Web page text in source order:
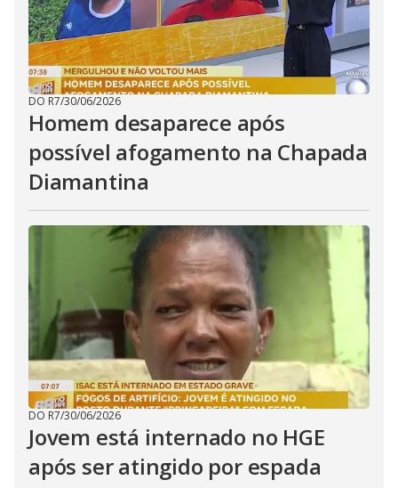
DO R7/30/06/2026
Homem desaparece após
possível afogamento na Chapada
Diamantina
DO R7/30/06/2026
Jovem está internado no HGE
após ser atingido por espada